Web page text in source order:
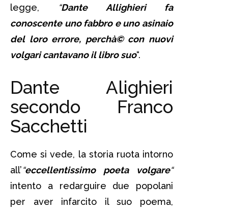
legge, “Dante Allighieri fa
conoscente uno fabbro e uno asinaio
del loro errore, perchà© con nuovi
volgari cantavano il libro suo“.
Dante Alighieri
secondo Franco
Sacchetti
Come si vede, la storia ruota intorno
all’“eccellentissimo poeta volgare“
intento a redarguire due popolani
per aver infarcito il suo poema,